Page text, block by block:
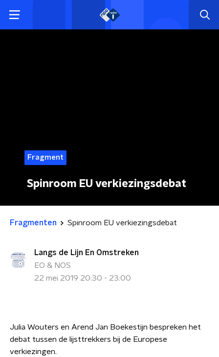
Fragment
Spinroom EU verkiezingsdebat
Fragmenten Spinroom EU verkiezingsdebat
Langs de Lijn En Omstreken
EO & NOS
22 mei 2019 20:30 - 23:00
Julia Wouters en Arend Jan Boekestijn bespreken het
debat tussen de lijsttrekkers bij de Europese
verkiezingen.